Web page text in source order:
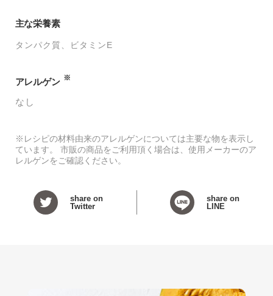
主な栄養素
タンパク質 ビタミンE
アレルゲン ※
なし
※レシピの材料由来のアレルゲンについては主要な物を表示し
ています。 市販の商品をご利用頂く場合は、使用メーカーのア
レルゲンをご確認ください。
share on
Twitter
share on
LINE